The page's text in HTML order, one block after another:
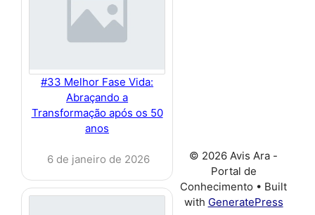
#33 Melhor Fase Vida:
Abraçando a
Transformação após os 50
anos
6 de janeiro de 2026
© 2026 Avis Ara -
Portal de
Conhecimento • Built
with GeneratePress